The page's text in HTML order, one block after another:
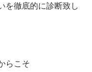
を徹底的に診断致し
らこそ